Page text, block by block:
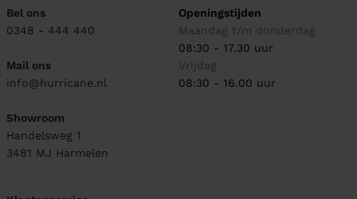
Bel ons
0348 - 444 440
Mail ons
info@hurricane.nl
Showroom
Handelsweg 1
3481 MJ Harmelen
Openingstijden
Maandag t/m donderdag
08:30 - 17.30 uur
Vrijdag
08:30 - 16.00 uur